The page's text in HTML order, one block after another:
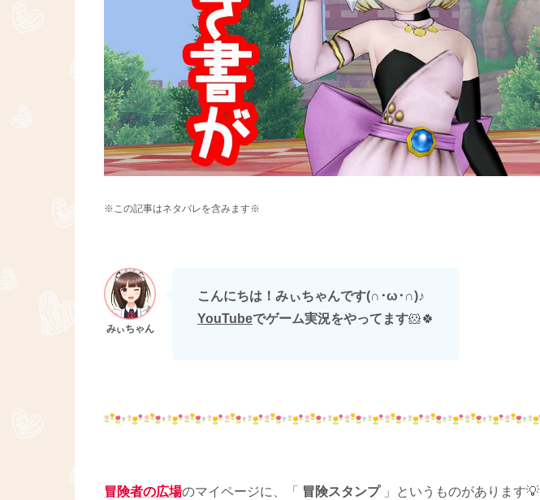
※この記事はネタバレを含みます※
こんにちは！みぃちゃんです(∩･ω･∩)♪
YouTubeでゲーム実況をやってます🐹🍀
冒険者の広場のマイページに、「 冒険スタンプ」というものがあります💡